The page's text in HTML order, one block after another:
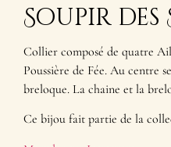
Soupir des
Collier composé de quatre
Poussière de Fée. Au centre
breloque. La chaine et la
Ce bijou fait partie de la